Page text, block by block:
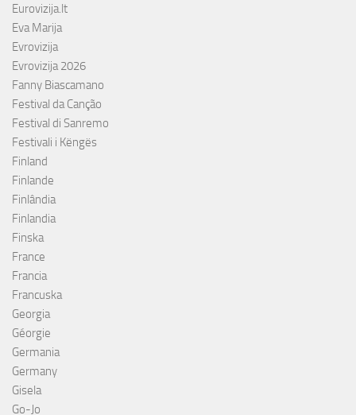
Eurovizija.lt
Eva Marija
Evrovizija
Evrovizija 2026
Fanny Biascamano
Festival da Canção
Festival di Sanremo
Festivali i Këngës
Finland
Finlande
Finlândia
Finlandia
Finska
France
Francia
Francuska
Georgia
Géorgie
Germania
Germany
Gisela
Go-Jo